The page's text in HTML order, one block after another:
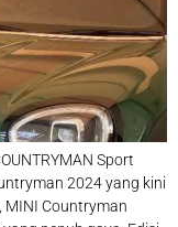
Sport
2024 yang kini
MINI Countryman